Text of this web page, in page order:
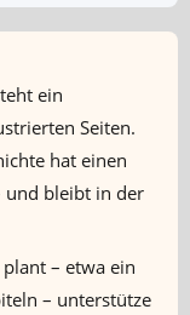
ein
Seiten.
hat einen
und bleibt in der
– etwa ein
– unterstütze